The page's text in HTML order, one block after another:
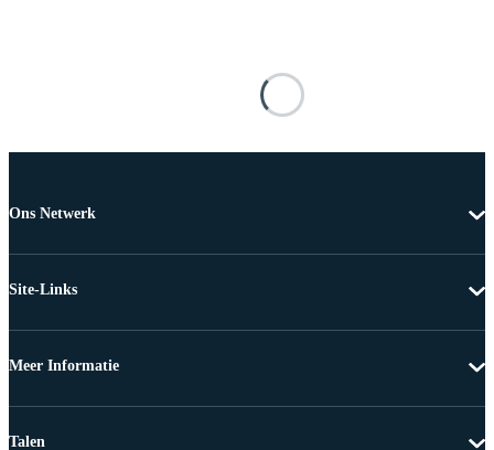
Ons Netwerk
Site-Links
Meer Informatie
Talen